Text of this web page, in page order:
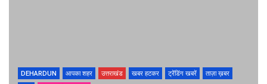
DEHARDUN आपका शहर उत्तराखंड खबर हटकर ट्रेंडिंग खबरें
ताज़ा ख़बर